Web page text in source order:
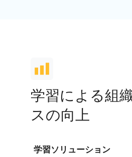
学習による組
スの向上
学習ソリューション